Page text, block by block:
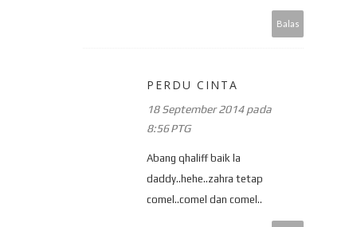
Balas
PERDU CINTA
18 September 2014 pada
8:56 PTG
Abang qhaliff baik la
daddy..hehe..zahra tetap
comel..comel dan comel..